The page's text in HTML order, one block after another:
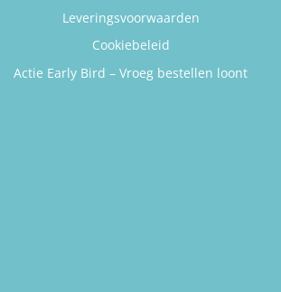
Leveringsvoorwaarden
Cookiebeleid
Actie Early Bird – Vroeg bestellen loont